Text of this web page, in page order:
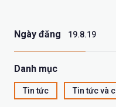
Ngày đăng 19.8.19
Danh mục
Tin tức Tin tức và